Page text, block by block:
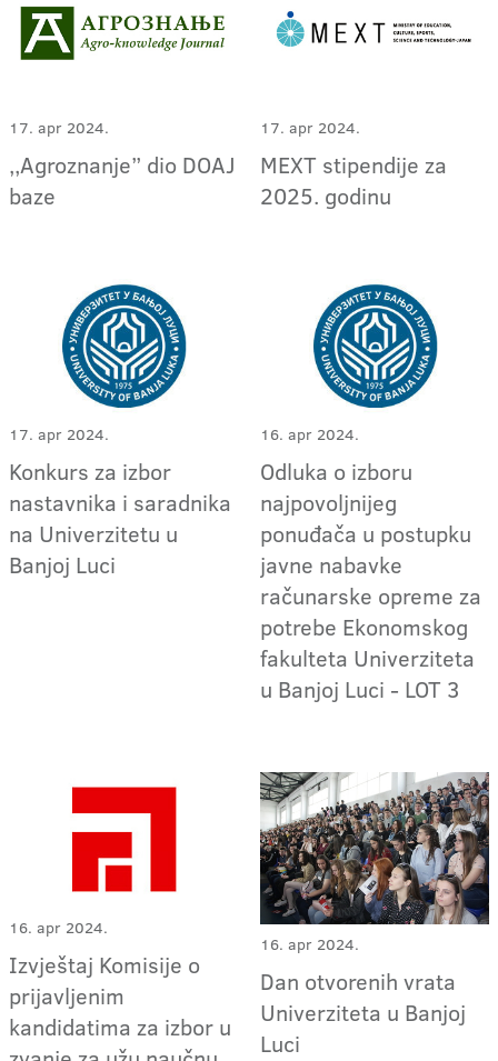
17. apr 2024.
,,Agroznanje’’ dio DOAJ
baze
17. apr 2024.
MEXT stipendije za
2025. godinu
17. apr 2024.
Konkurs za izbor
nastavnika i saradnika
na Univerzitetu u
Banjoj Luci
16. apr 2024.
Odluka o izboru
najpovoljnijeg
ponuđača u postupku
javne nabavke
računarske opreme za
potrebe Ekonomskog
fakulteta Univerziteta
u Banjoj Luci - LOT 3
16. apr 2024.
Izvještaj Komisije o
prijavljenim
kandidatima za izbor u
16. apr 2024.
Dan otvorenih vrata
Univerziteta u Banjoj
Luci